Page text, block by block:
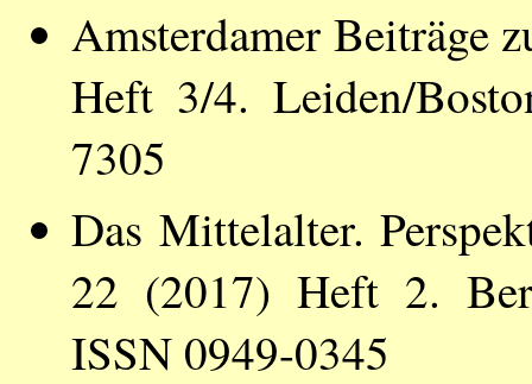
Amsterdamer Beiträge
Heft 3/4. Leiden/
7305
Das Mittelalter.
22 (2017) Heft 2.
ISSN 0949-0345